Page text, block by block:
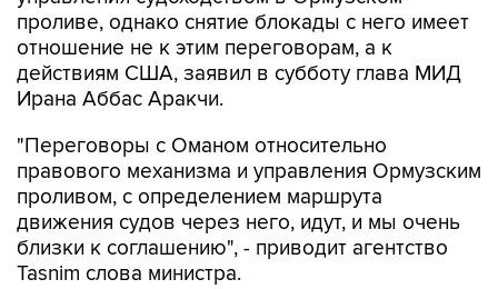
проливе, однако снятие блокады с него имеет
отношение не к этим переговорам, а к
действиям США, заявил в субботу глава МИД
Ирана Аббас Аракчи.
"Переговоры с Оманом относительно
правового механизма и управления Ормузским
проливом, с определением маршрута
движения судов через него, идут, и мы очень
близки к соглашению", - приводит агентство
Tasnim слова министра.